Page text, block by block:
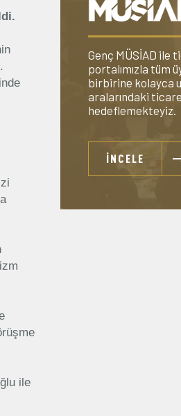
ile
Genç MÜSİAD ile
portalımızla tüm
birbirine kolayca
aralarındaki
hedeflemekteyiz.
İNCELE